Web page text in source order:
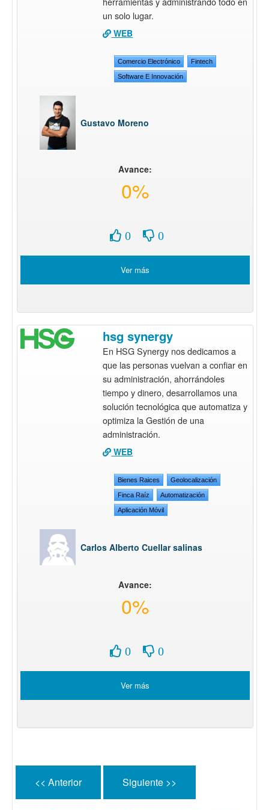
un solo lugar.
WEB
Comercio Electrónico Fintech
Software E Innovación
Gustavo Moreno
Avance:
0%
0 0
Ver más
hsg synergy
En HSG Synergy nos dedicamos a
que las personas vuelvan a confiar en
su administración, ahorrándoles
tiempo y dinero, desarrollamos una
solución tecnológica que automatiza y
optimiza la Gestión de una
administración.
WEB
Bienes Raices Geolocalización
Finca Raíz Automatización
Aplicación Móvil
Carlos Alberto Cuellar salinas
Avance:
0%
0 0
Ver más
<< Anterior Siguiente >>